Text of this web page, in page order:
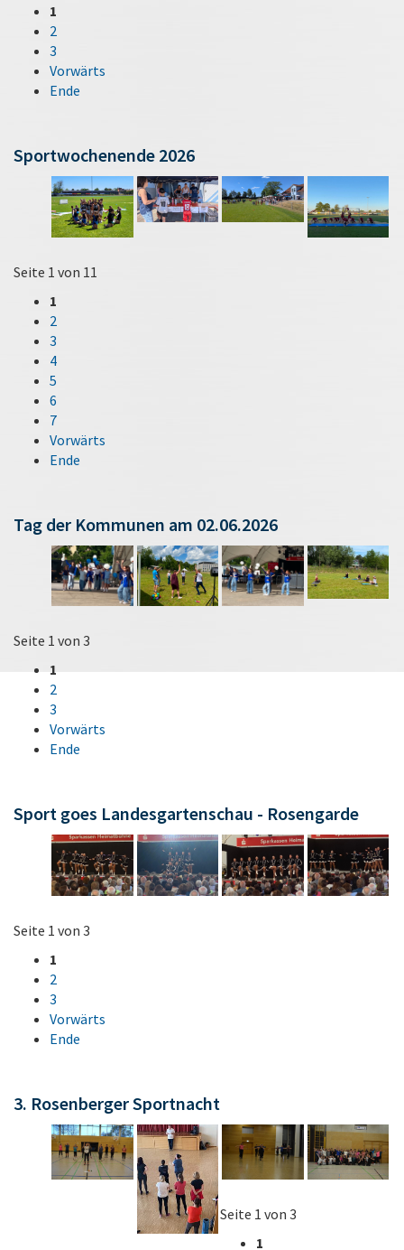
1
2
3
Vorwärts
Ende
Sportwochenende 2026
Seite 1 von 11
1
2
3
4
5
6
7
Vorwärts
Ende
Tag der Kommunen am 02.06.2026
Seite 1 von 3
1
2
3
Vorwärts
Ende
Sport goes Landesgartenschau - Rosengarde
Seite 1 von 3
1
2
3
Vorwärts
Ende
3. Rosenberger Sportnacht
Seite 1 von 3
1